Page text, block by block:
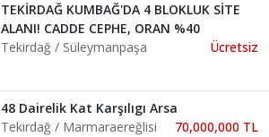
TEKİRDAĞ KUMBAĞ'DA 4 BLOKLUK SİTE
ALANI! CADDE CEPHE, ORAN %40
Tekirdağ / Süleymanpaşa
Ücretsiz
48 Dairelik Kat Karşılıgı Arsa
Tekirdağ / Marmaraereğlisi
70,000,000 TL